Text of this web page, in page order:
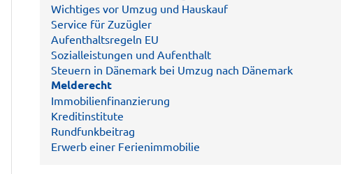
Wichtiges vor Umzug und Hauskauf
Service für Zuzügler
Aufenthaltsregeln EU
Sozialleistungen und Aufenthalt
Steuern in Dänemark bei Umzug nach Dänemark
Melderecht
Immobilienfinanzierung
Kreditinstitute
Rundfunkbeitrag
Erwerb einer Ferienimmobilie